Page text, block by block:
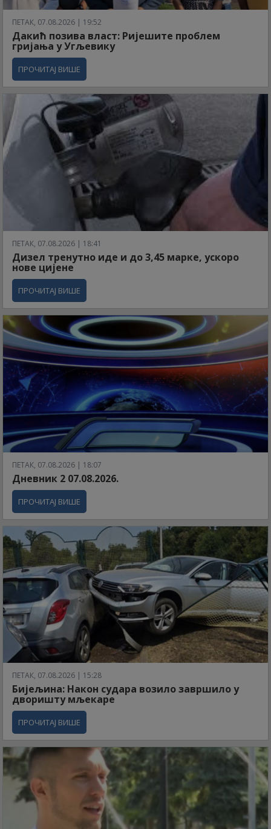
ПЕТАК, 07.08.2026 | 19:52
Дакић позива власт: Ријешите проблем
гријања у Угљевику
ПРОЧИТАЈ ВИШЕ
ПЕТАК, 07.08.2026 | 18:41
Дизел тренутно иде и до 3,45 марке, ускоро
нове цијене
ПРОЧИТАЈ ВИШЕ
ПЕТАК, 07.08.2026 | 18:07
Дневник 2 07.08.2026.
ПРОЧИТАЈ ВИШЕ
ПЕТАК, 07.08.2026 | 15:28
Бијељина: Након судара возило завршило у
дворишту мљекаре
ПРОЧИТАЈ ВИШЕ